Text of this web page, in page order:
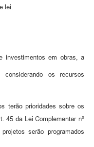
lei.
investimentos em obras, a
considerando os recursos
terão prioridades sobre os
45 da Lei Complementar nº
serão programados